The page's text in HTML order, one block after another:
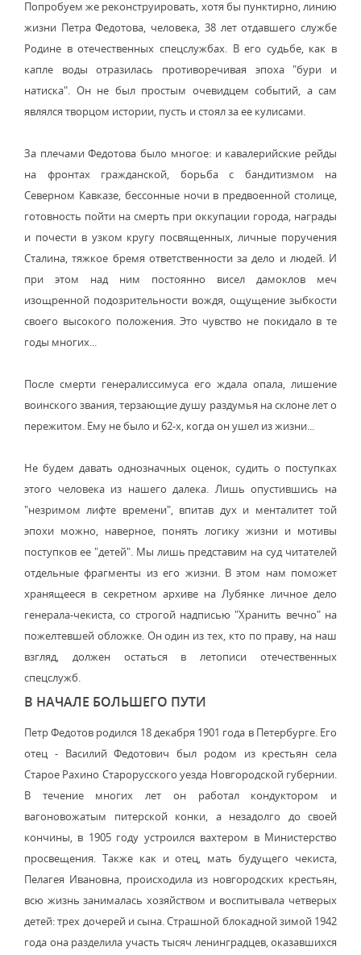
Попробуем же реконструировать, хотя бы пунктирно, линию
жизни Петра Федотова, человека, 38 лет отдавшего службе
Родине в отечественных спецслужбах. В его судьбе, как в
капле воды отразилась противоречивая эпоха "бури и
натиска". Он не был простым очевидцем событий, а сам
являлся творцом истории, пусть и стоял за ее кулисами.
За плечами Федотова было многое: и кавалерийские рейды
на фронтах гражданской, борьба с бандитизмом на
Северном Кавказе, бессонные ночи в предвоенной столице,
готовность пойти на смерть при оккупации города, награды
и почести в узком кругу посвященных, личные поручения
Сталина, тяжкое бремя ответственности за дело и людей. И
при этом над ним постоянно висел дамоклов меч
изощренной подозрительности вождя, ощущение зыбкости
своего высокого положения. Это чувство не покидало в те
годы многих...
После смерти генералиссимуса его ждала опала, лишение
воинского звания, терзающие душу раздумья на склоне лет о
пережитом. Ему не было и 62-х, когда он ушел из жизни...
Не будем давать однозначных оценок, судить о поступках
этого человека из нашего далека. Лишь опустившись на
"незримом лифте времени", впитав дух и менталитет той
эпохи можно, наверное, понять логику жизни и мотивы
поступков ее "детей". Мы лишь представим на суд читателей
отдельные фрагменты из его жизни. В этом нам поможет
хранящееся в секретном архиве на Лубянке личное дело
генерала-чекиста, со строгой надписью "Хранить вечно" на
пожелтевшей обложке. Он один из тех, кто по праву, на наш
взгляд, должен остаться в летописи отечественных
спецслужб.
В НАЧАЛЕ БОЛЬШЕГО ПУТИ
Петр Федотов родился 18 декабря 1901 года в Петербурге. Его
отец - Василий Федотович был родом из крестьян села
Старое Рахино Старорусского уезда Новгородской губернии.
В течение многих лет он работал кондуктором и
вагоновожатым питерской конки, а незадолго до своей
кончины, в 1905 году устроился вахтером в Министерство
просвещения. Также как и отец, мать будущего чекиста,
Пелагея Ивановна, происходила из новгородских крестьян,
всю жизнь занималась хозяйством и воспитывала четверых
детей: трех дочерей и сына. Страшной блокадной зимой 1942
года она разделила участь тысяч ленинградцев, оказавшихся